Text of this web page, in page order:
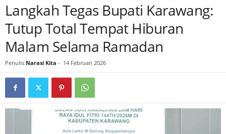
Langkah Tegas Bupati Karawang:
Tutup Total Tempat Hiburan
Malam Selama Ramadan
Penulis Narasi Kita - 14 Februari 2026